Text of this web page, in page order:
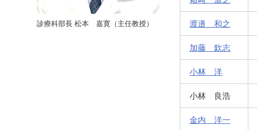
診療科部長 松本 嘉寛（主任教授） 渡邉 和之
加藤 欽志
小林 洋
小林 良浩
金内 洋一